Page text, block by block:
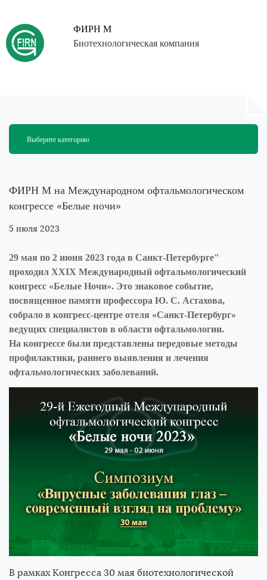
ФИРН М
Биотехнологическая компания
Выберите категорию
Анонсы мероприятий
Пресс-релизы
Интервью
Все новости
ФИРН М на Международном офтальмологическом
конгрессе «Белые ночи»
5 июля 2023
29 мая по 2 июня 2023 года в Санкт-Петербурге"
проходил XXIX Международный офтальмологический
конгресс «Белые Ночи». Это знаковое событие,
посвященное памяти профессора Ю. С. Астахова,
собрало в конгресс-центре отеля «Санкт-Петербург»
ведущих специалистов в области офтальмологии.
На конгрессе были представлены передовые методы
профилактики, раннего выявления и лечения
офтальмологических заболеваний.
В рамках Конгресса 30 мая биотехнологической
Задать свой вопрос
Как вас зовут
Сообщение
Вопросы и Ответы
Книги
Новости
Для специалистов